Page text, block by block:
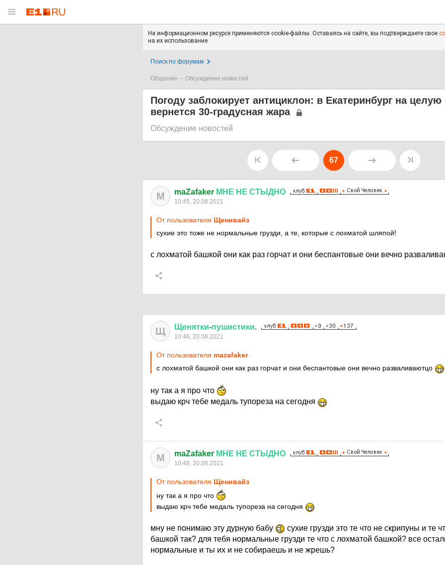
На информационном ресурсе применяются cookie-файлы. Оставаясь на сайте, вы подтверждаете свое
на их использование.
Поиск по форумам
Общение Обсуждение новостей
Погоду заблокирует антициклон: в Екатеринбург на
вернется 30-градусная жара
Обсуждение новостей
67
M maZafaker МНЕ НЕ СТЫДНО
10:45, 20.08.2021
От пользователя Щенивайз
сухие это тоже не нормальные грузди, а те, которые с лохматой шляпой!
с лохматой башкой они как раз горчат и они беспантовые они вечно
Щ Щенятки-пушистики.
10:46, 20.08.2021
От пользователя mazafaker
с лохматой башкой они как раз горчат и они беспантовые они вечно разваливаютцо
ну так а я про что
выдаю крч тебе медаль тупореза на сегодня
M maZafaker МНЕ НЕ СТЫДНО
10:48, 20.08.2021
От пользователя Щенивайз
ну так а я про что
выдаю крч тебе медаль тупореза на сегодня
мну не понимаю эту дурную бабу
сухие грузди это те что не скрипуны и те
башкой так? для тебя нормальные грузди те что с лохматой башкой? все
нормальные и ты их и не собираешь и не жрешь?